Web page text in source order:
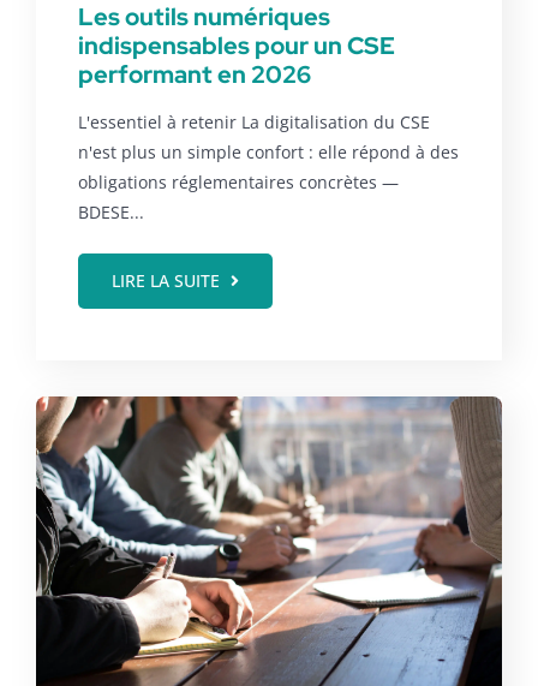
Les outils numériques
indispensables pour un CSE
performant en 2026
L'essentiel à retenir La digitalisation du CSE
n'est plus un simple confort : elle répond à des
obligations réglementaires concrètes —
BDESE...
LIRE LA SUITE